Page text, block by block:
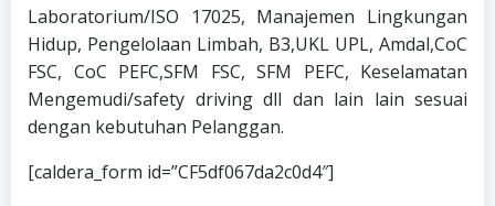
Laboratorium/ISO 17025, Manajemen Lingkungan
Hidup, Pengelolaan Limbah, B3,UKL UPL, Amdal,CoC
FSC, CoC PEFC,SFM FSC, SFM PEFC, Keselamatan
Mengemudi/safety driving dll dan lain lain sesuai
dengan kebutuhan Pelanggan.
[caldera_form id=”CF5df067da2c0d4″]